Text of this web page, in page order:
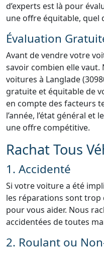
d’experts est là pour
une offre équitable, quel
Évaluation
Avant de vendre votre
savoir combien elle
voitures à Langlade
gratuite et équitable de
en compte des facteurs
l’année, l’état général
une offre compétitive.
Rachat Tous
1. Accidenté
Si votre voiture a été
les réparations sont trop
pour vous aider. Nous
accidentées de toutes
2. Roulant ou